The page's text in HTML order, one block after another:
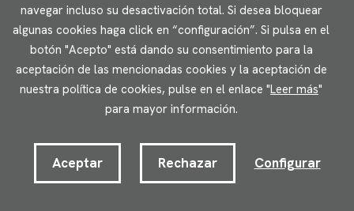
navegar incluso su desactivación total. Si desea bloquear
algunas cookies haga click en “configuración”. Si pulsa en el
botón "Acepto" está dando su consentimiento para la
aceptación de las mencionadas cookies y la aceptación de
nuestra política de cookies, pulse en el enlace "Leer más"
para mayor información.
Aceptar Rechazar Configurar